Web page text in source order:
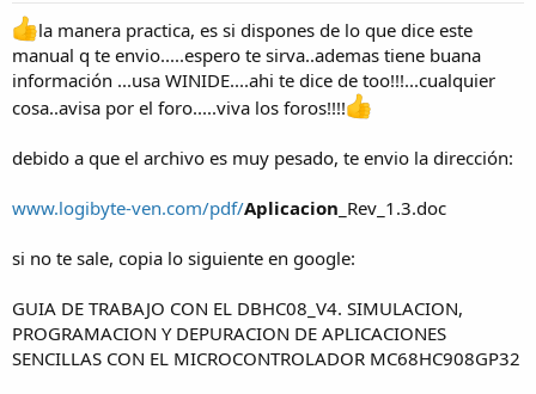
la manera practica, es si dispones de lo que dice este
manual q te envio.....espero te sirva..ademas tiene buana
información ...usa WINIDE....ahi te dice de too!!!...cualquier
cosa..avisa por el foro.....viva los foros!!!!
debido a que el archivo es muy pesado, te envio la dirección:
www.logibyte-ven.com/pdf/Aplicacion _Rev_1.3.doc
si no te sale, copia lo siguiente en google:
GUIA DE TRABAJO CON EL DBHC08_V4. SIMULACION,
PROGRAMACION Y DEPURACION DE APLICACIONES
SENCILLAS CON EL MICROCONTROLADOR MC68HC908GP32